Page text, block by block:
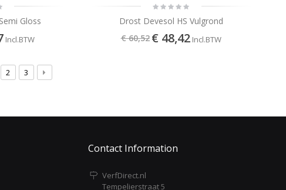
Gloss
Incl.BTW
Drost Devesol HS Vulgrond
€ 60,52 € 48,42 Incl.BTW
2 3
Contact Information
VerfDirect.nl
Tempelierstraat 5